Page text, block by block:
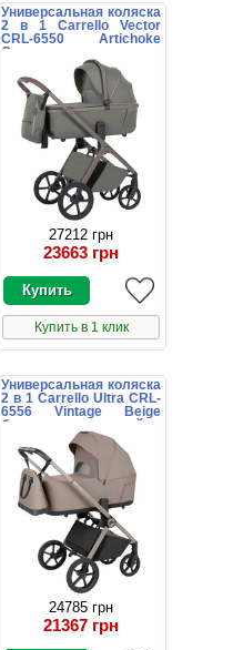
Универсальная коляска
2 в 1 Carrello Vector
CRL-6550 Artichoke
Green хаки
27212 грн
23663 грн
Купить в 1 клик
Универсальная коляска
2 в 1 Carrello Ultra CRL-
6556 Vintage Beige
бежевая с люлькой и
24785 грн
21367 грн